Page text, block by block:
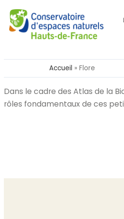
Accueil » Flore
Dans le cadre des Atlas de la
rôles fondamentaux de ces